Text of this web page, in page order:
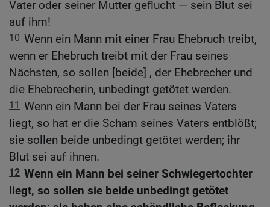
Vater oder seiner Mutter geflucht — sein Blut sei
auf ihm!
10 Wenn ein Mann mit einer Frau Ehebruch treibt,
wenn er Ehebruch treibt mit der Frau seines
Nächsten, so sollen [beide] , der Ehebrecher und
die Ehebrecherin, unbedingt getötet werden.
11 Wenn ein Mann bei der Frau seines Vaters
liegt, so hat er die Scham seines Vaters entblößt;
sie sollen beide unbedingt getötet werden; ihr
Blut sei auf ihnen.
12 Wenn ein Mann bei seiner Schwiegertochter
liegt, so sollen sie beide unbedingt getötet